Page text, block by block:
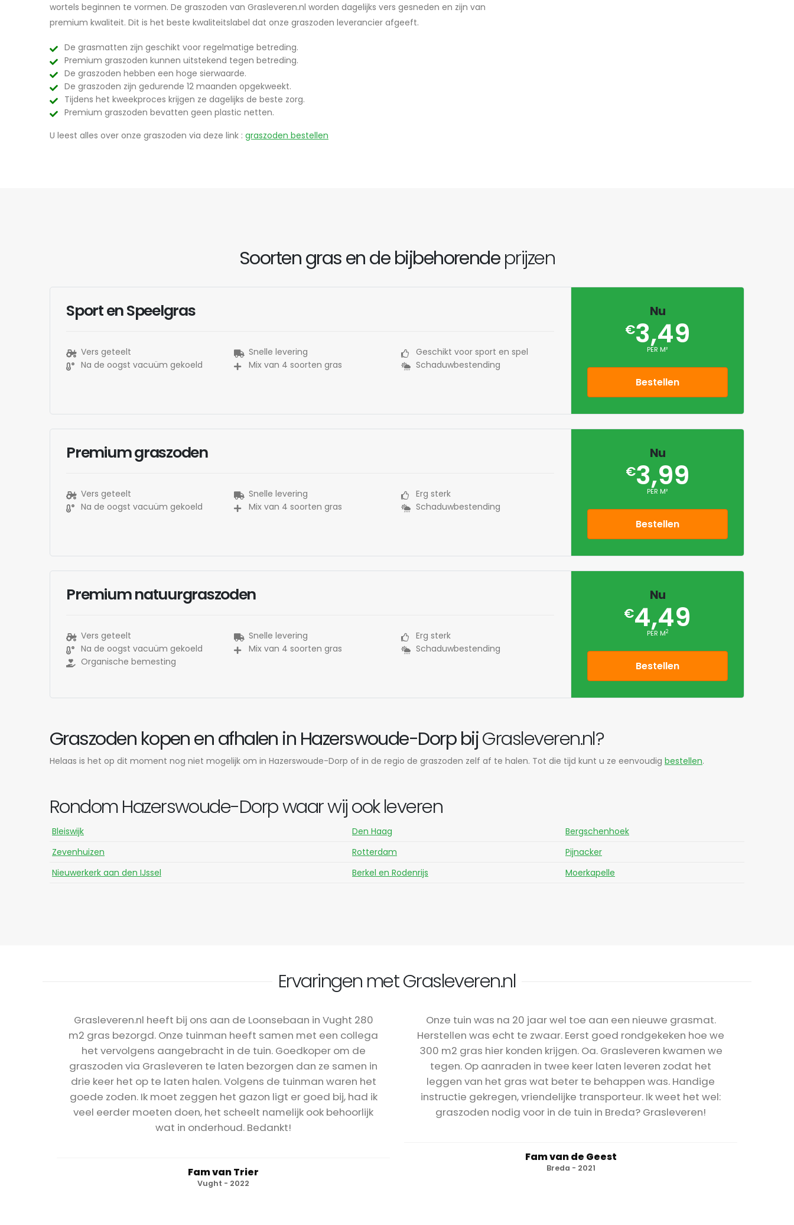
wortels beginnen te vormen. De graszoden van Grasleveren.nl worden dagelijks vers gesneden en zijn van
premium kwaliteit. Dit is het beste kwaliteitslabel dat onze graszoden leverancier afgeeft.
De grasmatten zijn geschikt voor regelmatige betreding.
Premium graszoden kunnen uitstekend tegen betreding.
De graszoden hebben een hoge sierwaarde.
De graszoden zijn gedurende 12 maanden opgekweekt.
Tijdens het kweekproces krijgen ze dagelijks de beste zorg.
Premium graszoden bevatten geen plastic netten.
U leest alles over onze graszoden via deze link : graszoden bestellen
Soorten gras en de bijbehorendeprijzen
Sport en Speelgras
Vers geteelt
Na de oogst vacuüm gekoeld
Snelle levering
Mix van 4 soorten gras
Geschikt voor sport en spel
Schaduwbestending
Nu
€3,49
PER M²
Bestellen
Premium graszoden
Vers geteelt
Na de oogst vacuüm gekoeld
Snelle levering
Mix van 4 soorten gras
Erg sterk
Schaduwbestending
Nu
€3,99
PER M²
Bestellen
Premium natuurgraszoden
Vers geteelt
Na de oogst vacuüm gekoeld
Organische bemesting
Snelle levering
Mix van 4 soorten gras
Erg sterk
Schaduwbestending
Nu
€4,49
PER M2
Bestellen
Graszoden kopen en afhalen in Hazerswoude-Dorp bijGrasleveren.nl?
Helaas is het op dit moment nog niet mogelijk om in Hazerswoude-Dorp of in de regio de graszoden zelf af te halen. Tot die tijd kunt u ze eenvoudig bestellen.
Rondom Hazerswoude-Dorp waar wij ook leveren
Bleiswijk Den Haag
Bergschenhoek
Zevenhuizen
Rotterdam
Pijnacker
Nieuwerkerk aan den IJssel
Berkel en Rodenrijs Moerkapelle
Ervaringen met Grasleveren.nl
Grasleveren.nl heeft bij ons aan de Loonsebaan in Vught 280
m2 gras bezorgd. Onze tuinman heeft samen met een collega
het vervolgens aangebracht in de tuin. Goedkoper om de
graszoden via Grasleveren te laten bezorgen dan ze samen in
drie keer het op te laten halen. Volgens de tuinman waren het
goede zoden. Ik moet zeggen het gazon ligt er goed bij, had ik
veel eerder moeten doen, het scheelt namelijk ook behoorlijk
wat in onderhoud. Bedankt!
Fam van Trier
Vught - 2022
Onze tuin was na 20 jaar wel toe aan een nieuwe grasmat.
Herstellen was echt te zwaar. Eerst goed rondgekeken hoe we
300 m2 gras hier konden krijgen. Oa. Grasleveren kwamen we
tegen. Op aanraden in twee keer laten leveren zodat het
leggen van het gras wat beter te behappen was. Handige
instructie gekregen, vriendelijke transporteur. Ik weet het wel:
graszoden nodig voor in de tuin in Breda? Grasleveren!
Fam van de Geest
Breda - 2021